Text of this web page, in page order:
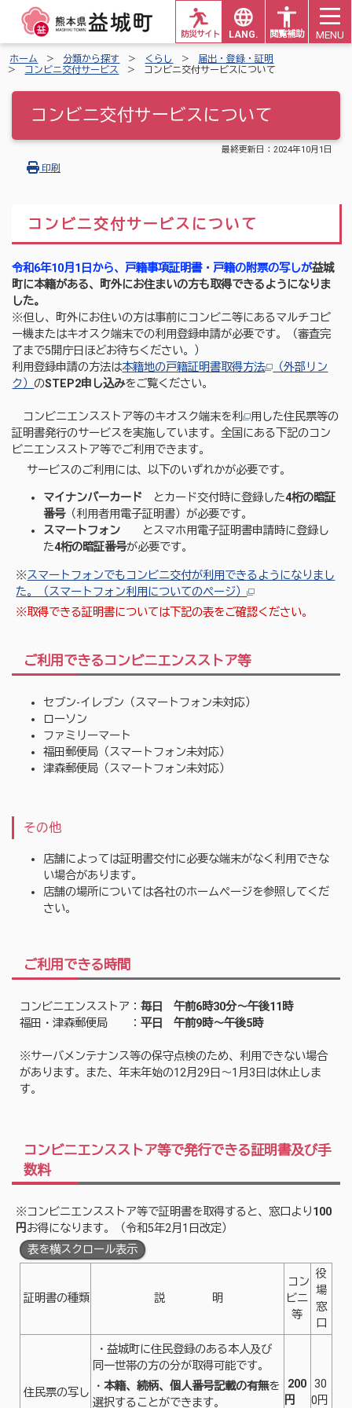
LANG. 閲覧補助
防災サイト MENU
ホーム 分類から探す くらし
届出・登録・証明
コンビニ交付サービス
コンビニ交付サービスについて
コンビニ交付サービスについて
最終更新日： 2024年10月1日
印刷
コンビニ交付サービスについて
令和6年10月1日から、戸籍事項証明書・戸籍の附票の写しが益城
町に本籍がある、町外にお住まいの方も取得できるようになりま
した。
※但し、町外にお住いの方は事前にコンビニ等にあるマルチコピ
ー機またはキオスク端末での利用登録申請が必要です。（審査完
了まで5開庁日ほどお待ちください。）
利用登録申請の方法は本籍地の戸籍証明書取得方法
（外部リン
ク） のSTEP2申し込みをご覧ください。
コンビニエンスストア等のキオスク端末を利
用した住民票等の
証明書発行のサービスを実施しています。全国にある下記のコン
ビニエンスストア等でご利用できます。
サービスのご利用には、以下のいずれかが必要です。
マイナンバーカード とカード交付時に登録した4桁の暗証
番号（利用者用電子証明書）が必要です。
スマートフォン とスマホ用電子証明書申請時に登録し
た4桁の暗証番号が必要です。
※スマートフォンでもコンビニ交付が利用できるようになりまし
た。（スマートフォン利用についてのページ）
※取得できる証明書については下記の表をご確認ください。
ご利用できるコンビニエンスストア等
セブン-イレブン（スマートフォン未対応）
ローソン
ファミリーマート
福田郵便局（スマートフォン未対応）
津森郵便局（スマートフォン未対応）
その他
店舗によっては証明書交付に必要な端末がなく利用できな
い場合があります。
店舗の場所については各社のホームページを参照してくだ
さい。
ご利用できる時間
コンビニエンスストア：毎日 午前6時30分～午後11時
福田・津森郵便局 ：平日 午前9時～午後5時
※サーバメンテナンス等の保守点検のため、利用できない場合
があります。また、年末年始の12月29日～1月3日は休止しま
す。
コンビニエンスストア等で発行できる証明書及び手
数料
※コンビニエンスストア等で証明書を取得すると、窓口より100
円 お得になります。（令和5年2月1日改定）
表を横スクロール表示
証明書の種類 説 明
コン
ビニ
等
役
場
窓
口
住民票の写し
・益城町に住民登録のある本人及び
同一世帯の方の分が取得可能です。
・ 本籍、続柄、個人番号記載の有無を
選択することができます。
200
円
30
0円